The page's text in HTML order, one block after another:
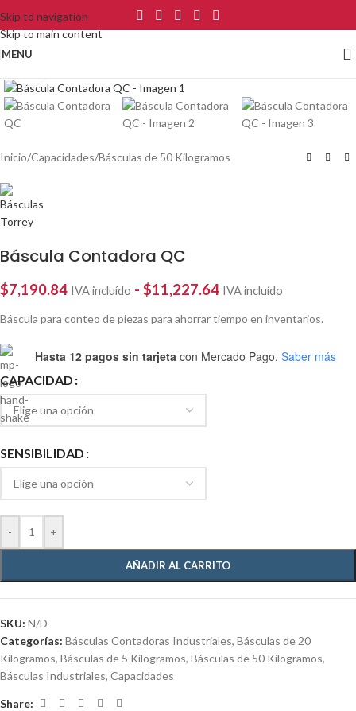
Skip to navigation
Skip to main content
MENU
Inicio/Capacidades/Básculas de 50 Kilogramos
Báscula Contadora QC
$7,190.84 IVA incluído - $11,227.64 IVA incluído
Báscula para conteo de piezas para ahorrar tiempo en inventarios.
Hasta 12 pagos sin tarjeta con Mercado Pago. Saber más
CAPACIDAD
SENSIBILIDAD
- +
AÑADIR AL CARRITO
SKU: N/D
Categorías: Básculas Contadoras Industriales, Básculas de 20
Kilogramos, Básculas de 5 Kilogramos, Básculas de 50 Kilogramos,
Básculas Industriales, Capacidades
Share: